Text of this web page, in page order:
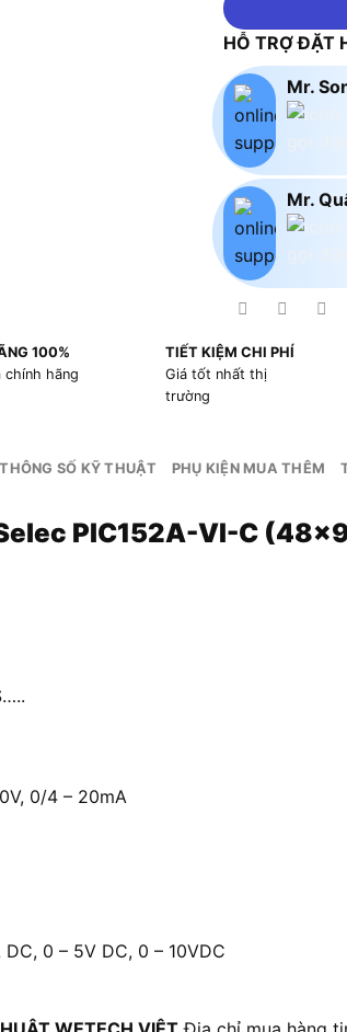
HỖ TRỢ ĐẶT
Mr.
Mr.
100%
chính hãng
TIẾT KIỆM CHI PHÍ
Giá tốt nhất thị
trường
THÔNG SỐ KỸ THUẬT PHỤ KIỆN MUA THÊM
PIC152A-VI-C
0/4 – 20mA
0 – 5V DC, 0 – 10VDC